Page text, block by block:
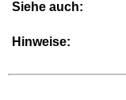
Siehe auch:
Hinweise: